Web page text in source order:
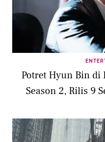
Potret Hyun Bin di
Season 2, Rilis 9